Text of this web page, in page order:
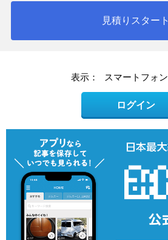
見積りスタート
表示： スマートフォン
ログイン